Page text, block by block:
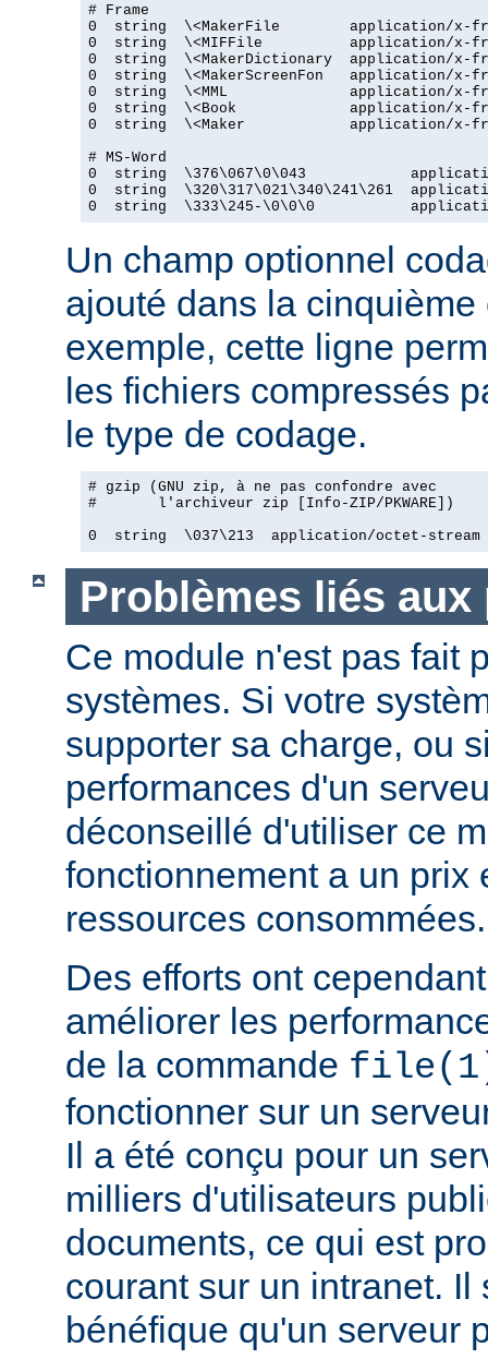
# Frame
0  string  \<MakerFile        application/x-
0  string  \<MIFFile          application/x-
0  string  \<MakerDictionary  application/x-
0  string  \<MakerScreenFon   application/x-
0  string  \<MML              application/x-
0  string  \<Book             application/x-
0  string  \<Maker            application/x-
# MS-Word
0  string  \376\067\0\043
0  string  \320\317\021\340\241\261
0  string  \333\245-\0\0\0
Un champ optionnel
ajouté dans la
exemple, cette ligne
les fichiers compressés
le type de codage.
# gzip (GNU zip, à ne pas confondre avec
#       l'archiveur zip [Info-ZIP/PKWARE])
0  string  \037\213  application/octet-stream
Problèmes liés
Ce module n'est pas fait
systèmes. Si votre
supporter sa charge, ou
performances d'un
déconseillé d'utiliser ce
fonctionnement a un prix
ressources consommées.
Des efforts ont
améliorer les
de la commande
fonctionner sur un
Il a été conçu pour un
milliers d'utilisateurs
documents, ce qui est
courant sur un intranet. Il
bénéfique qu'un serveur